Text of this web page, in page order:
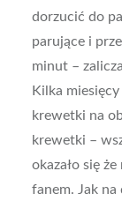
dorzucić do
parujące i
minut –
Kilka
krewetki na
krewetki –
okazało się
fanem. Jak